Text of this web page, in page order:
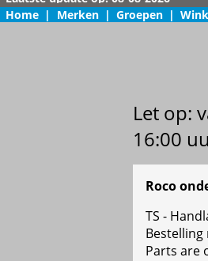
Home | Merken | Groepen |
Let op:
16:00
Roco
TS -
Parts are